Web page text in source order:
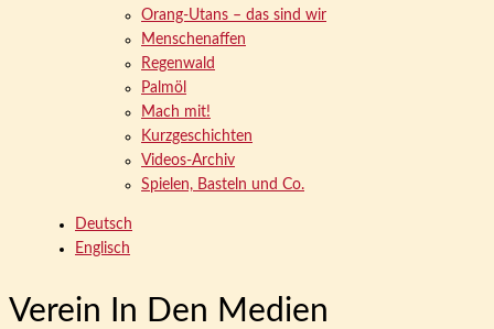
Orang-Utans – das sind wir
Menschenaffen
Regenwald
Palmöl
Mach mit!
Kurzgeschichten
Videos-Archiv
Spielen, Basteln und Co.
Deutsch
Englisch
Verein In Den Medien